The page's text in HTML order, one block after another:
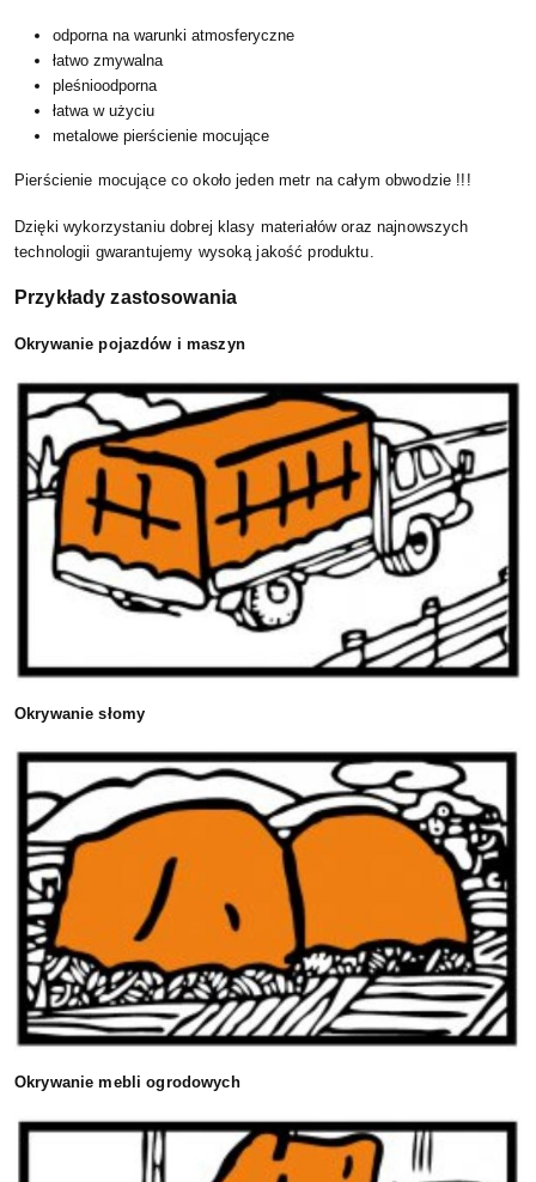
odporna na warunki atmosferyczne
łatwo zmywalna
pleśnioodporna
łatwa w użyciu
metalowe pierścienie mocujące
Pierścienie mocujące co około jeden metr na całym obwodzie !!!
Dzięki wykorzystaniu dobrej klasy materiałów oraz najnowszych
technologii gwarantujemy wysoką jakość produktu.
Przykłady zastosowania
Okrywanie pojazdów i maszyn
Okrywanie słomy
Okrywanie mebli ogrodowych